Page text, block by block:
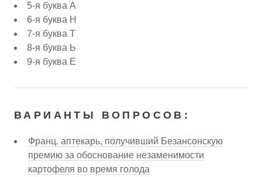
5-я буква А
6-я буква Н
7-я буква Т
8-я буква Ь
9-я буква Е
ВАРИАНТЫ ВОПРОСОВ:
Франц. аптекарь, получивший Безансонскую
премию за обоснование незаменимости
картофеля во время голода